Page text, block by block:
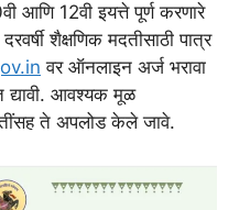
आणि 12वी इयत्ते पूर्ण करणारे
शैक्षणिक मदतीसाठी पात्र
वर ऑनलाइन अर्ज भरावा
द्यावी. आवश्यक मूळ
ते अपलोड केले जावे.